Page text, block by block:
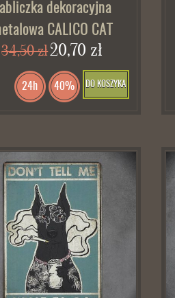
dekoracyjna
CALICO CAT
34,50 zł20,70 zł
DO KOSZYKA
24h 40%